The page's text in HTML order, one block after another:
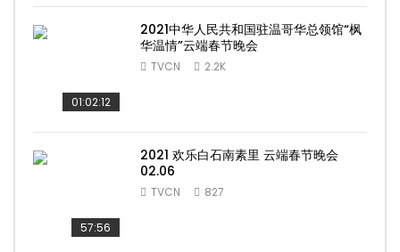
01:02:12
2021中华人民共和国驻温哥华总领馆“枫
华温情”云端春节晚会
TVCN 2.2K
57:56
2021 欢乐白石南素里 云端春节晚会
02.06
TVCN 827